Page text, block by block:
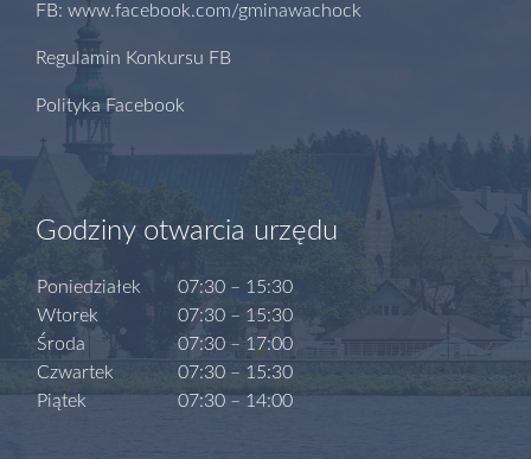
FB: www.facebook.com/gminawachock
Regulamin Konkursu FB
Polityka Facebook
Godziny otwarcia urzędu
Poniedziałek
Wtorek
Środa
Czwartek
Piątek
07:30 – 15:30
07:30 – 15:30
07:30 – 17:00
07:30 – 15:30
07:30 – 14:00